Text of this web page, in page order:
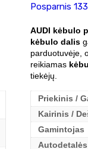
Posparnis
AUDI kėbulo
kėbulo dalis
parduotuvėje,
reikiamas
tiekėjų.
Priekinis /
Kairinis /
Gamintojas